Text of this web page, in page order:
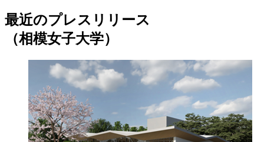
最近のプレスリリース
（相模女子大学）